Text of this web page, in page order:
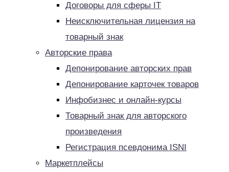
Договоры для сферы IT
Неисключительная лицензия на
товарный знак
Авторские права
Депонирование авторских прав
Депонирование карточек товаров
Инфобизнес и онлайн-курсы
Товарный знак для авторского
произведения
Регистрация псевдонима ISNI
Маркетплейсы